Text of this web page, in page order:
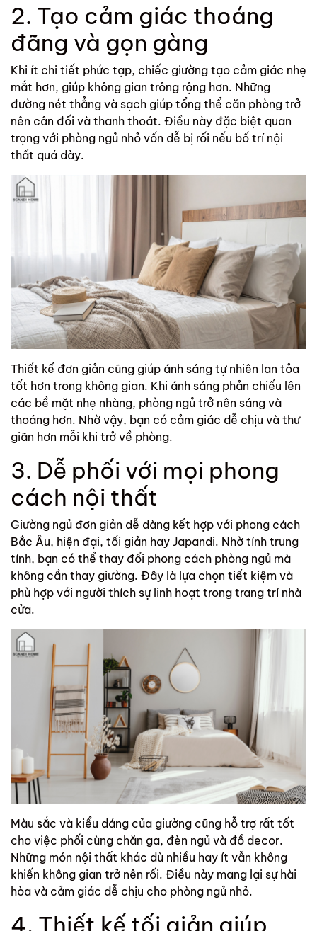
2. Tạo cảm giác thoáng
đãng và gọn gàng
Khi ít chi tiết phức tạp, chiếc giường tạo cảm giác nhẹ
mắt hơn, giúp không gian trông rộng hơn. Những
đường nét thẳng và sạch giúp tổng thể căn phòng trở
nên cân đối và thanh thoát. Điều này đặc biệt quan
trọng với phòng ngủ nhỏ vốn dễ bị rối nếu bố trí nội
thất quá dày.
Thiết kế đơn giản cũng giúp ánh sáng tự nhiên lan tỏa
tốt hơn trong không gian. Khi ánh sáng phản chiếu lên
các bề mặt nhẹ nhàng, phòng ngủ trở nên sáng và
thoáng hơn. Nhờ vậy, bạn có cảm giác dễ chịu và thư
giãn hơn mỗi khi trở về phòng.
3. Dễ phối với mọi phong
cách nội thất
Giường ngủ đơn giản dễ dàng kết hợp với phong cách
Bắc Âu, hiện đại, tối giản hay Japandi. Nhờ tính trung
tính, bạn có thể thay đổi phong cách phòng ngủ mà
không cần thay giường. Đây là lựa chọn tiết kiệm và
phù hợp với người thích sự linh hoạt trong trang trí nhà
cửa.
Màu sắc và kiểu dáng của giường cũng hỗ trợ rất tốt
cho việc phối cùng chăn ga, đèn ngủ và đồ decor.
Những món nội thất khác dù nhiều hay ít vẫn không
khiến không gian trở nên rối. Điều này mang lại sự hài
hòa và cảm giác dễ chịu cho phòng ngủ nhỏ.
4. Thiết kế tối giản giúp